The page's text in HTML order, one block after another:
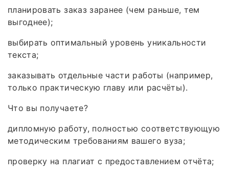
планировать заказ заранее (чем раньше, тем
выгоднее);
выбирать оптимальный уровень уникальности
текста;
заказывать отдельные части работы (например,
только практическую главу или расчёты).
Что вы получаете?
дипломную работу, полностью соответствующую
методическим требованиям вашего вуза;
проверку на плагиат с предоставлением отчёта;